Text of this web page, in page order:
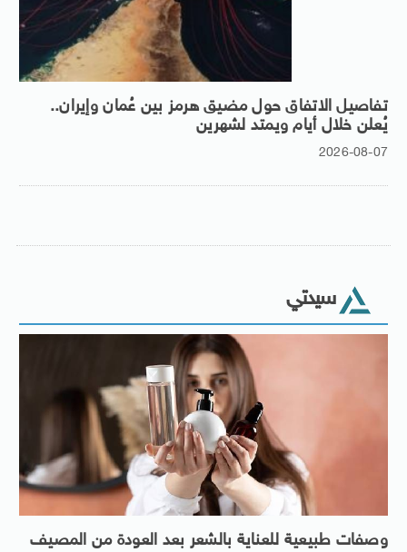
تفاصيل الاتفاق حول مضيق هرمز بين عُمان وإيران..
يُعلن خلال أيام ويمتد لشهرين
2026-08-07
سيدتي
وصفات طبيعية للعناية بالشعر بعد العودة من المصيف